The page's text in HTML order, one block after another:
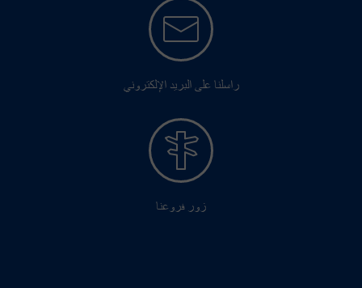
راسلنا على البريد الإلكتروني
زور فروعنا